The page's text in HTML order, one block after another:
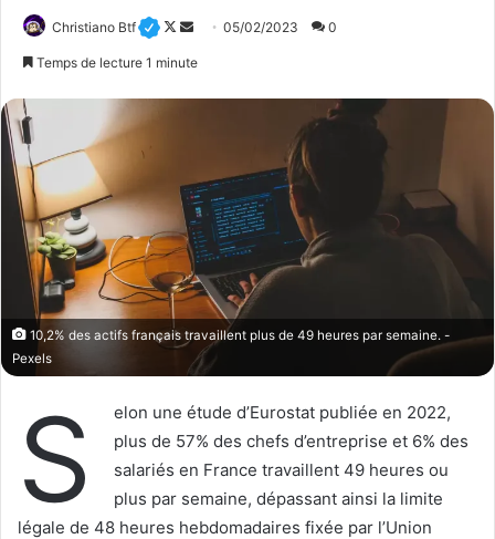
Christiano Btf
Follow
Envoyer05/02/2023 0
Temps de lecture 1 minute
10,2% des actifs français travaillent plus de 49 heures par semaine. -
Pexels
S
elon une étude d’Eurostat publiée en 2022,
plus de 57% des chefs d’entreprise et 6% des
salariés en France travaillent 49 heures ou
plus par semaine, dépassant ainsi la limite
légale de 48 heures hebdomadaires fixée par l’Union